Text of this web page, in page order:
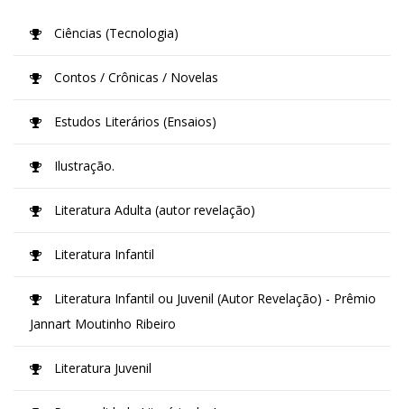
Ciências (Tecnologia)
Contos / Crônicas / Novelas
Estudos Literários (Ensaios)
Ilustração.
Literatura Adulta (autor revelação)
Literatura Infantil
Literatura Infantil ou Juvenil (Autor Revelação) - Prêmio
Jannart Moutinho Ribeiro
Literatura Juvenil